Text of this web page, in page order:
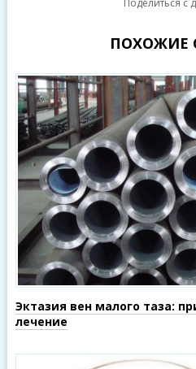
Поделиться с
ПОХОЖИЕ
Эктазия вен малого таза:
лечение